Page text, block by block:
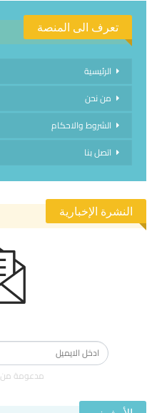
تعرف الى المنصة
الرئيسية
من نحن
الشروط والاحكام
اتصل بنا
النشرة الإخبارية
مدعومة من